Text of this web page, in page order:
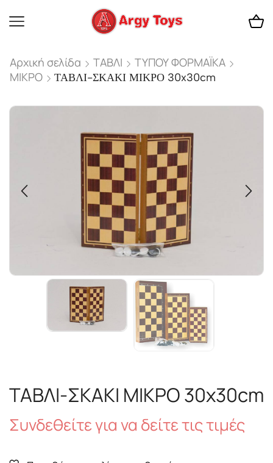
Αρχική σελίδα ΤΑΒΛΙ
ΤΥΠΟΥ ΦΟΡΜΑΪΚΑ
ΜΙΚΡΟ
ΤΑΒΛΙ-ΣΚΑΚΙ ΜΙΚΡΟ 30x30cm
ΤΑΒΛΙ-ΣΚΑΚΙ ΜΙΚΡΟ 30x30cm
Συνδεθείτε για να δείτε τις τιμές